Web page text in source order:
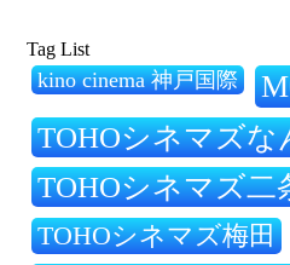
Tag List
kino cinema 神戸国際
TOHOシネマズな
TOHOシネマズ二
TOHOシネマズ梅田